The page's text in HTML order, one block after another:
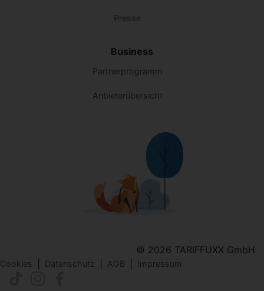
Presse
Business
Partnerprogramm
Anbieterübersicht
© 2026 TARIFFUXX GmbH
Cookies Datenschutz AGB Impressum